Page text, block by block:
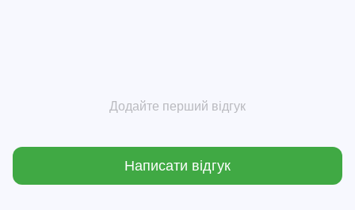
Додайте перший відгук
Написати відгук